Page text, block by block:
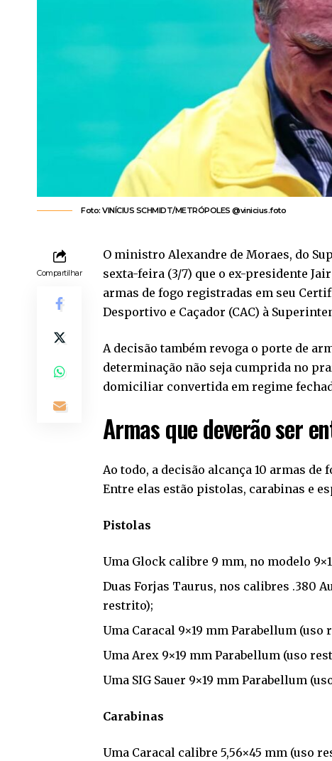
Foto: VINÍCIUS SCHMIDT/METRÓPOLES @vinicius.foto
Compartilhar
O ministro Alexandre de Moraes, do
sexta-feira (3/7) que o ex-presidente
armas de fogo registradas em seu
Desportivo e Caçador (CAC) à
A decisão também revoga o porte de
determinação não seja cumprida no
domiciliar convertida em regime
Armas que deverão ser
Ao todo, a decisão alcança 10 armas
Entre elas estão pistolas, carabinas e
Pistolas
Uma Glock calibre 9 mm, no modelo
Duas Forjas Taurus, nos calibres .380
restrito);
Uma Caracal 9×19 mm Parabellum (uso
Uma Arex 9×19 mm Parabellum (uso
Uma SIG Sauer 9×19 mm Parabellum
Carabinas
Uma Caracal calibre 5,56×45 mm (uso